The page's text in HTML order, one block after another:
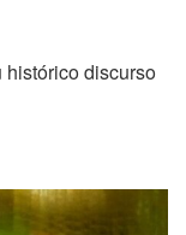
histórico discurso